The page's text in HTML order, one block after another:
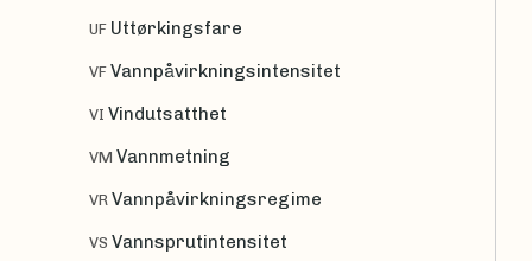
UF Uttørkingsfare
VF Vannpåvirkningsintensitet
VI Vindutsatthet
VM Vannmetning
VR Vannpåvirkningsregime
VS Vannsprutintensitet